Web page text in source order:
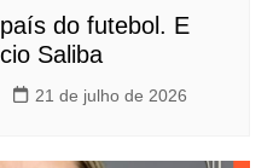
do futebol. E
Saliba
21 de julho de 2026